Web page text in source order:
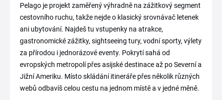
Pelago je projekt zaměřený výhradně na zážitkový segment
cestovního ruchu, takže nejde o klasický srovnávač letenek
ani ubytování. Najdeš tu vstupenky na atrakce,
gastronomické zážitky, sightseeing tury, vodní sporty, výlety
za přírodou i jednorázové eventy. Pokrytí sahá od
evropských metropolí přes asijské destinace až po Severní a
Jižní Ameriku. Místo skládání itineráře přes několik různých
webů odbavíš celou cestu na jednom místě a v jedné měně.